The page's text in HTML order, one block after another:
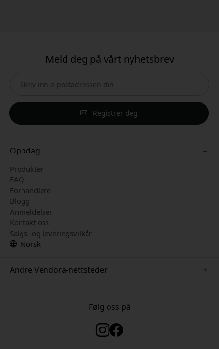
Meld deg på vårt nyhetsbrev
Registrer deg
Oppdag
Produkter
FAQ
Forhandlere
Blogg
Anmeldelser
Kontakt oss
Salgs- og leveringsvilkår
Norsk
Andre Vendora-nettsteder
Følg oss på